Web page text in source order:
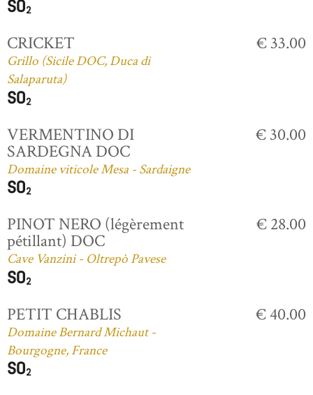
CRICKET
Grillo (Sicile DOC, Duca di
Salaparuta)
€ 33.00
VERMENTINO DI
SARDEGNA DOC
Domaine viticole Mesa - Sardaigne
€ 30.00
PINOT NERO (légèrement
pétillant) DOC
Cave Vanzini - Oltrepò Pavese
€ 28.00
PETIT CHABLIS
Domaine Bernard Michaut -
Bourgogne, France
€ 40.00